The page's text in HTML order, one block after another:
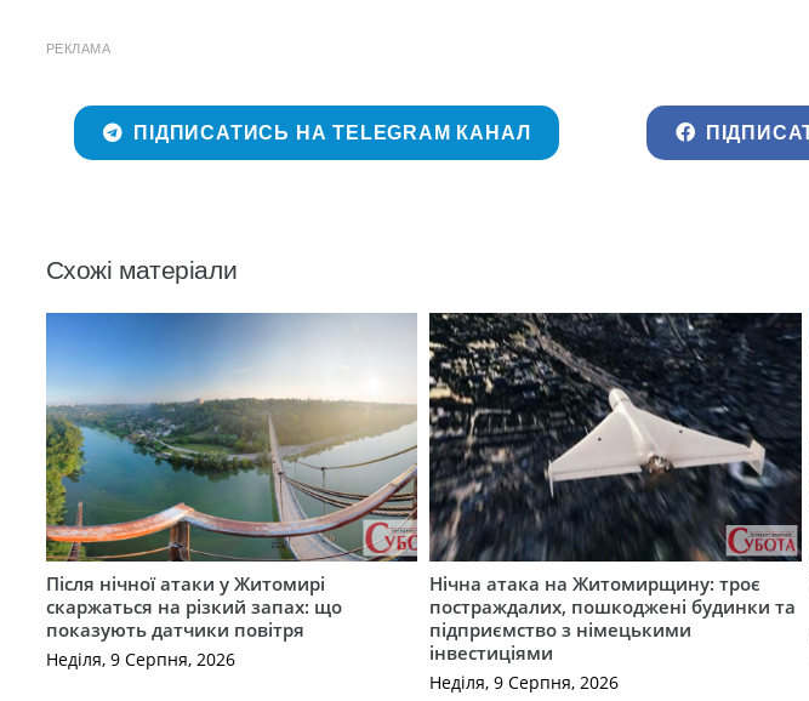
РЕКЛАМА
ПІДПИСАТИСЬ НА TELEGRAM КАНАЛ
Схожі матеріали
Після нічної атаки у Житомирі
скаржаться на різкий запах: що
показують датчики повітря
Неділя, 9 Серпня, 2026
Нічна атака на Житомирщину: троє
постраждалих, пошкоджені будинки та
підприємство з німецькими
інвестиціями
Неділя, 9 Серпня, 2026